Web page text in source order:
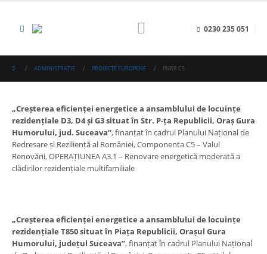
0230 235 051
ADMINISTRAȚIE PROIECTE EUROPENE PNRR C5
„Creșterea eficienței energetice a ansamblului de locuințe
rezidențiale D3, D4 și G3 situat în Str. P-ța Republicii, Oraș Gura
Humorului, jud. Suceava”, finanțat în cadrul Planului Național de
Redresare și Reziliență al României, Componenta C5 – Valul
Renovării, OPERAȚIUNEA A3.1 – Renovare energetică moderată a
clădirilor rezidențiale multifamiliale
„Creșterea eficienței energetice a ansamblului de locuințe
rezidențiale T850 situat în Piața Republicii, Orașul Gura
Humorului, județul Suceava”, finanțat în cadrul Planului Național